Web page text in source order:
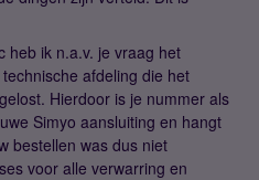
heb ik n.a.v. je vraag het
afdeling die het
Hierdoor is je nummer als
Simyo aansluiting en hangt
bestellen was dus niet
voor alle verwarring en